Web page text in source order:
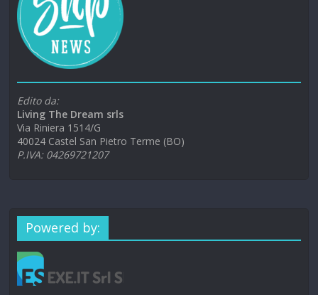
Edito da:
Living The Dream srls
Via Riniera 1514/G
40024 Castel San Pietro Terme (BO)
P.IVA: 04269721207
Powered by: